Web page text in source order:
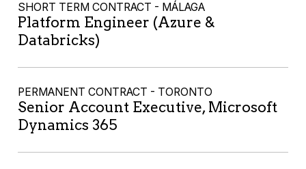
SHORT TERM CONTRACT - MÁLAGA
Platform Engineer (Azure &
Databricks)
PERMANENT CONTRACT - TORONTO
Senior Account Executive, Microsoft
Dynamics 365